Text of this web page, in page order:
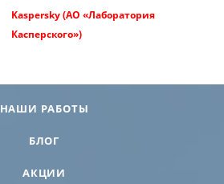
Kaspersky (АО «Лаборатория
Касперского»)
НАШИ РАБОТЫ
БЛОГ
АКЦИИ